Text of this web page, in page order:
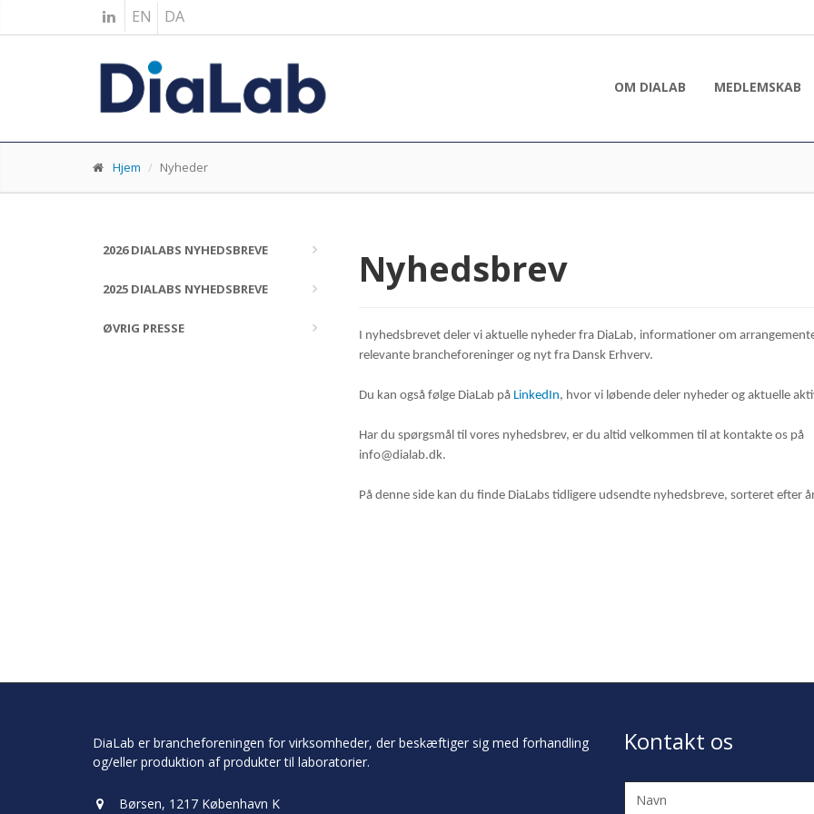
EN DA
OM DIALAB MEDLEMSKAB
Hjem Nyheder
2026 DIALABS NYHEDSBREVE
2025 DIALABS NYHEDSBREVE
ØVRIG PRESSE
Nyhedsbrev
I nyhedsbrevet deler vi aktuelle nyheder fra DiaLab, informationer om
relevante brancheforeninger og nyt fra Dansk Erhverv.
Du kan også følge DiaLab på LinkedIn, hvor vi løbende deler nyheder og aktuelle
Har du spørgsmål til vores nyhedsbrev, er du altid velkommen til at kontakte os på
info@dialab.dk.
På denne side kan du finde DiaLabs tidligere udsendte nyhedsbreve, sorteret efter
DiaLab er brancheforeningen for virksomheder, der beskæftiger sig med forhandling
og/eller produktion af produkter til laboratorier.
Børsen, 1217 København K
Kontakt os